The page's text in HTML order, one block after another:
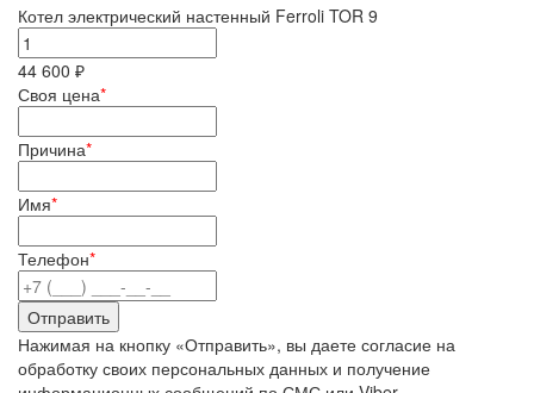
Котел электрический настенный Ferroli TOR 9
44 600 ₽
Своя цена*
Причина*
Имя*
Телефон*
Нажимая на кнопку «Отправить», вы даете согласие на
обработку своих персональных данных и получение